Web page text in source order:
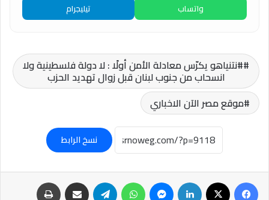
واتساب
تيليجرام
#نتنياهو يكرّس معادلة الأمن أولًا : لا دولة فلسطينية ولا
انسحاب من جنوب لبنان قبل زوال تهديد الحزب
موقع مصر الآن الاخباري
نسخ الرابط
فيسبوك لينكدإن ماسنجر واتساب تيلقرام مشاركة عبر البريد